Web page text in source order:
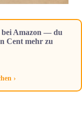
bei Amazon — du
Cent mehr zu
›